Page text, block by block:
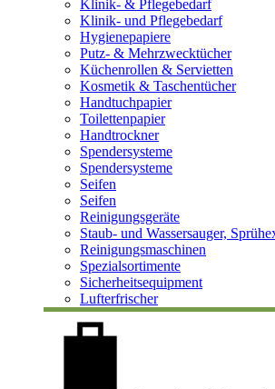
Klinik- & Pflegebedarf
Klinik- und Pflegebedarf
Hygienepapiere
Putz- & Mehrzwecktücher
Küchenrollen & Servietten
Kosmetik & Taschentücher
Handtuchpapier
Toilettenpapier
Handtrockner
Spendersysteme
Spendersysteme
Seifen
Seifen
Reinigungsgeräte
Staub- und Wassersauger,
Reinigungsmaschinen
Spezialsortimente
Sicherheitsequipment
Lufterfrischer